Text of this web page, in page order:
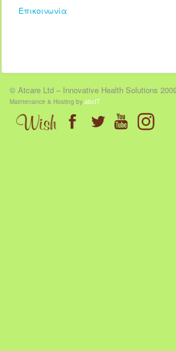
Επικοινωνία
© Atcare Ltd – Innovative Health Solutions
Maintenance & Hosting by abcIT